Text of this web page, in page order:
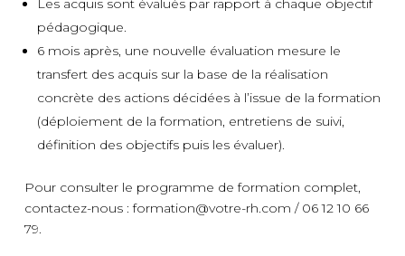
Les acquis sont évalués par rapport à chaque objectif
pédagogique.
6 mois après, une nouvelle évaluation mesure le
transfert des acquis sur la base de la réalisation
concrète des actions décidées à l’issue de la formation
(déploiement de la formation, entretiens de suivi,
définition des objectifs puis les évaluer).
Pour consulter le programme de formation complet,
contactez-nous : formation@votre-rh.com / 06 12 10 66
79.